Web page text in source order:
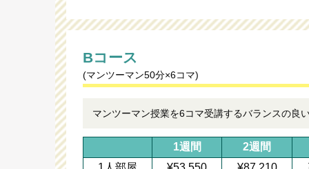
Bコース
(マンツーマン50分×6コマ)
マンツーマン授業を6コマ受講するバランスの良
1週間
2週間